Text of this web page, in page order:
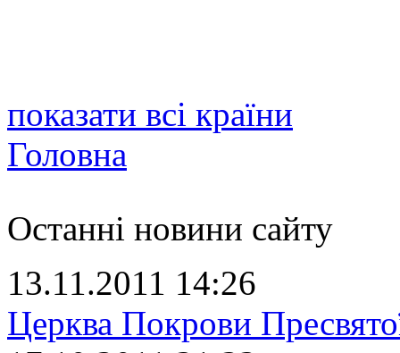
показати всі країни
Головна
Останні новини сайту
13.11.2011 14:26
Церква Покрови